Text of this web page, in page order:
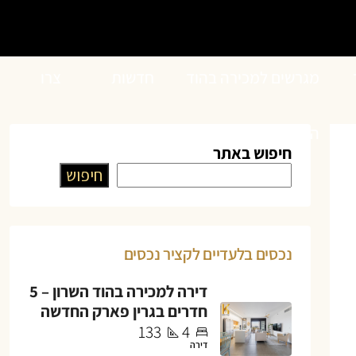
חיפוש באתר
חיפוש
נכסים בלעדיים לקציר נכסים
דירה למכירה בהוד השרון – 5
חדרים בגרין פארק החדשה
4
133
דירה